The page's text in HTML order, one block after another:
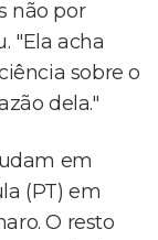
não por
"Ela acha
sobre o
dela."
em
(PT) em
O resto